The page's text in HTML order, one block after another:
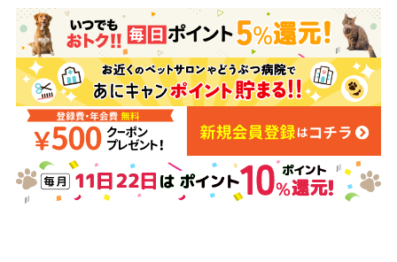
小動物・鳥 アクア・爬虫類・昆虫
ドッグフード キャットフード
美容・ケア用品 服・おさんぽ用品
会員登録
あにまるキャンパスについて
アフターサービス
商品リクエスト